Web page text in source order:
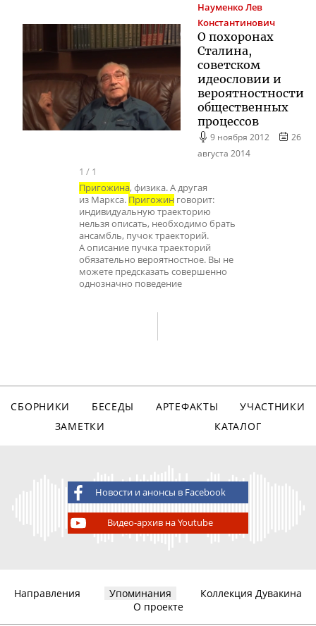
НауменкоЛев
Константинович
О похоронах
Сталина,
советском
идеословии и
вероятностности
общественных
процессов
9 ноября 2012
26
августа 2014
1 / 1
Пригожина, физика. А другая
из Маркса. Пригожин говорит:
индивидуальную траекторию
нельзя описать, необходимо брать
ансамбль, пучок траекторий.
А описание пучка траекторий
обязательно вероятностное. Вы не
можете предсказать совершенно
однозначно поведение
СБОРНИКИ БЕСЕДЫ АРТЕФАКТЫ
УЧАСТНИКИ
ЗАМЕТКИ
КАТАЛОГ
Новости и анонсы в Facebook
Видео-архив на Youtube
Направления Упоминания
Коллекция Дувакина
О проекте